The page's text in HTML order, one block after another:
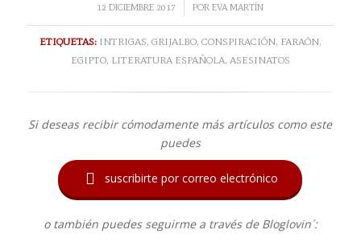
12 DICIEMBRE 2017
/ POREVA MARTÍN
ETIQUETAS: INTRIGAS, GRIJALBO, CONSPIRACIÓN, FARAÓN,
EGIPTO, LITERATURA ESPAÑOLA, ASESINATOS
Si deseas recibir cómodamente más artículos como este
puedes
 suscribirte por correo electrónico
o también puedes seguirme a través de Bloglovin´: